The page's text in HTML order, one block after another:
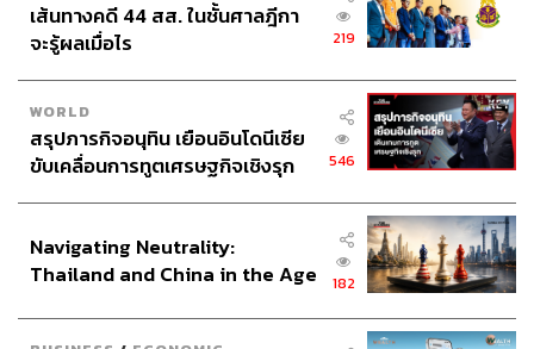
เส้นทางคดี 44 สส. ในชั้นศาลฎีกา
จะรู้ผลเมื่อไร
219
WORLD
สรุปภารกิจอนุทิน เยือนอินโดนีเซีย
ขับเคลื่อนการทูตเศรษฐกิจเชิงรุก
546
Navigating Neutrality:
Thailand and China in the Age
182